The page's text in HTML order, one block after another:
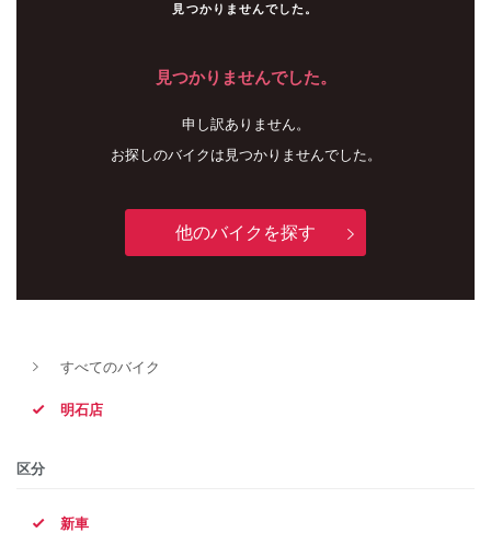
見つかりませんでした。
見つかりませんでした。
申し訳ありません。
お探しのバイクは見つかりませんでした。
他のバイクを探す
すべてのバイク
明石店
区分
新車
新車
タイプ